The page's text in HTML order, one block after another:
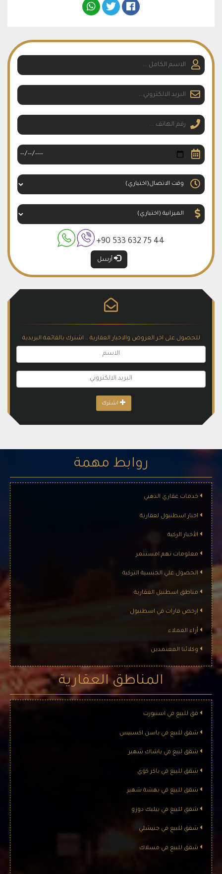
+90 533 632 75 44
للحصول على اخر العروض والاخبار العقارية .. اشترك بالقائمة البريدية
اشترك
روابط مهمة
خدمات عقاري الذهبي
اخبار اسطنبول لعقارية
الأخبار الركية
معلومات تهم امستثمر
الحصول علي الجنسية التركية
مناطق اسطنبل العقارية
ارخص قارات في اسطنبول
أراء العملاء
وكلائنا المعتمدين
المناطق العقارية
قق للبيع في اسنيورت
شقق للبيع في باسن اكسبيس
شقق لبيع في باشاك شهير
شقق للبيع في باكر كوي
شقق للبيع في بهشة شهير
شقق للبيع في بيليك دوزو
شقق للبيع في جنيشلي
شقق للبيع في مسلاك